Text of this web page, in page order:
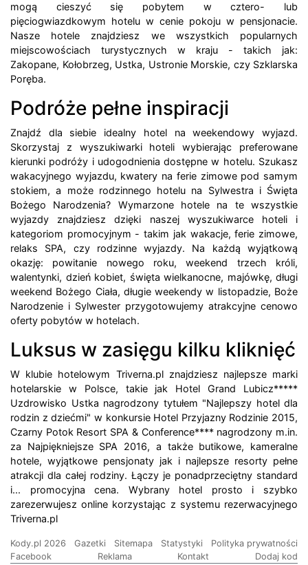
mogą cieszyć się pobytem w cztero- lub
pięciogwiazdkowym hotelu w cenie pokoju w pensjonacie.
Nasze hotele znajdziesz we wszystkich popularnych
miejscowościach turystycznych w kraju - takich jak:
Zakopane, Kołobrzeg, Ustka, Ustronie Morskie, czy Szklarska
Poręba.
Podróże pełne inspiracji
Znajdź dla siebie idealny hotel na weekendowy wyjazd.
Skorzystaj z wyszukiwarki hoteli wybierając preferowane
kierunki podróży i udogodnienia dostępne w hotelu. Szukasz
wakacyjnego wyjazdu, kwatery na ferie zimowe pod samym
stokiem, a może rodzinnego hotelu na Sylwestra i Święta
Bożego Narodzenia? Wymarzone hotele na te wszystkie
wyjazdy znajdziesz dzięki naszej wyszukiwarce hoteli i
kategoriom promocyjnym - takim jak wakacje, ferie zimowe,
relaks SPA, czy rodzinne wyjazdy. Na każdą wyjątkową
okazję: powitanie nowego roku, weekend trzech króli,
walentynki, dzień kobiet, święta wielkanocne, majówkę, długi
weekend Bożego Ciała, długie weekendy w listopadzie, Boże
Narodzenie i Sylwester przygotowujemy atrakcyjne cenowo
oferty pobytów w hotelach.
Luksus w zasięgu kilku kliknięć
W klubie hotelowym Triverna.pl znajdziesz najlepsze marki
hotelarskie w Polsce, takie jak Hotel Grand Lubicz*****
Uzdrowisko Ustka nagrodzony tytułem "Najlepszy hotel dla
rodzin z dziećmi" w konkursie Hotel Przyjazny Rodzinie 2015,
Czarny Potok Resort SPA & Conference**** nagrodzony m.in.
za Najpiękniejsze SPA 2016, a także butikowe, kameralne
hotele, wyjątkowe pensjonaty jak i najlepsze resorty pełne
atrakcji dla całej rodziny. Łączy je ponadprzeciętny standard
i... promocyjna cena. Wybrany hotel prosto i szybko
zarezerwujesz online korzystając z systemu rezerwacyjnego
Triverna.pl
Kody.pl 2026 Gazetki Sitemapa Statystyki
Polityka prywatności
Facebook
Reklama Kontakt Dodaj kod